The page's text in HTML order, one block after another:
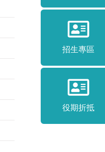
招生專區
役期折抵